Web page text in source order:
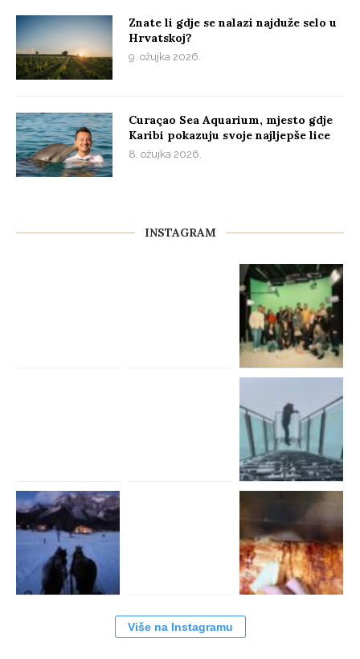
Znate li gdje se nalazi najduže selo u
Hrvatskoj?
9. ožujka 2026.
Curaçao Sea Aquarium, mjesto gdje
Karibi pokazuju svoje najljepše lice
8. ožujka 2026.
INSTAGRAM
Više na Instagramu